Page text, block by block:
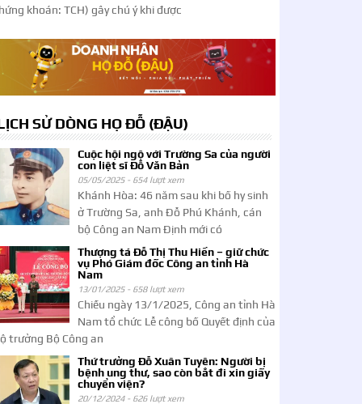
khoán: TCH) gây chú ý khi được
SỬ DÒNG HỌ ĐỖ (ĐẬU)
Cuộc hội ngộ với Trường Sa của người
con liệt sĩ Đỗ Văn Bản
05/05/2025 - 654 lượt xem
Khánh Hòa: 46 năm sau khi bố hy sinh
ở Trường Sa, anh Đỗ Phú Khánh, cán
bộ Công an Nam Định mới có
Thượng tá Đỗ Thị Thu Hiền – giữ chức
vụ Phó Giám đốc Công an tỉnh Hà
Nam
13/01/2025 - 658 lượt xem
Chiều ngày 13/1/2025, Công an tỉnh Hà
Nam tổ chức Lễ công bố Quyết định của
trưởng Bộ Công an
Thứ trưởng Đỗ Xuân Tuyên: Người bị
bệnh ung thư, sao còn bắt đi xin giấy
chuyển viện?
20/12/2024 - 626 lượt xem